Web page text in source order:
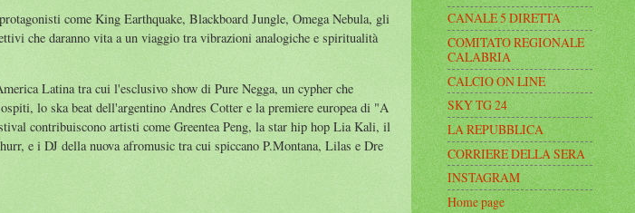
come King Earthquake, Blackboard Jungle, Omega Nebula, gli
che daranno vita a un viaggio tra vibrazioni analogiche e spiritualità
Latina tra cui l'esclusivo show di Pure Negga, un cypher che
lo ska beat dell'argentino Andres Cotter e la premiere europea di "A
contribuiscono artisti come Greentea Peng, la star hip hop Lia Kali, il
e i DJ della nuova afromusic tra cui spiccano P.Montana, Lilas e Dre
CANALE 5 DIRETTA
COMITATO REGIONALE
CALABRIA
CALCIO ON LINE
SKY TG 24
LA REPUBBLICA
CORRIERE DELLA SERA
INSTAGRAM
Home page